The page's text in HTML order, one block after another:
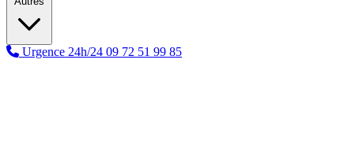
Urgence 24h/24 09 72 51 99 85